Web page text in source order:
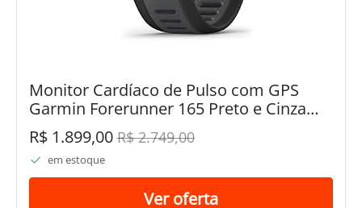
Monitor Cardíaco de Pulso com GPS
Garmin Forerunner 165 Preto e Cinza
Ardosia WW
R$ 1.899,00R$ 2.749,00
em estoque
Ver oferta